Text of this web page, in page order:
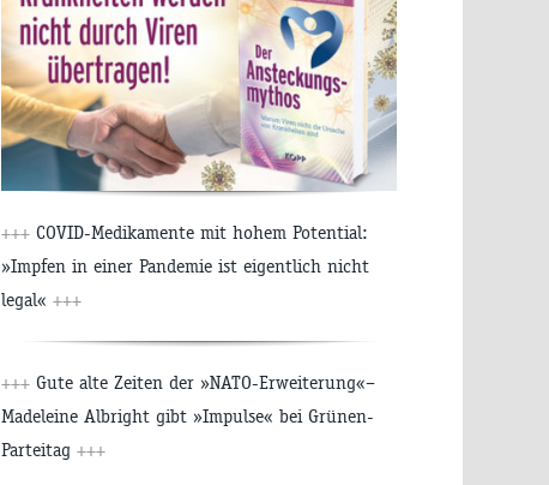
+++ COVID-Medikamente mit hohem Potential:
»Impfen in einer Pandemie ist eigentlich nicht
legal« +++
+++ Gute alte Zeiten der »NATO-Erweiterung«–
Madeleine Albright gibt »Impulse« bei Grünen-
Parteitag +++